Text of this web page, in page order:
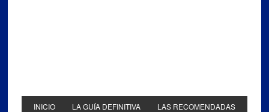
INICIO LA GUÍA DEFINITIVA LAS RECOMENDADAS